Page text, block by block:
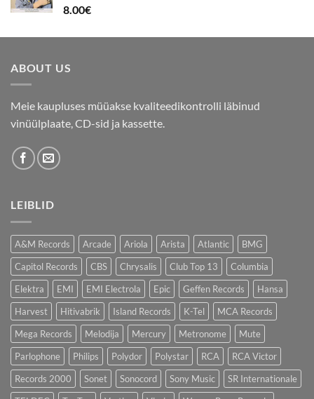
8.00€
ABOUT US
Meie kaupluses müüakse kvaliteedikontrolli läbinud
vinüülplaate, CD-sid ja kassette.
LEIBLID
A&M Records Arcade Ariola Arista Atlantic
BMG
Capitol Records
CBS Chrysalis Club Top 13
Columbia
Elektra
EMI EMI Electrola Epic Geffen Records
Hansa
Harvest
Hitivabrik Island Records K-Tel
MCA Records
Mega Records
Melodija Mercury Metronome
Mute
Parlophone
Philips Polydor Polystar RCA
RCA Victor
Records 2000
Sonet Sonocord Sony Music
SR Internationale